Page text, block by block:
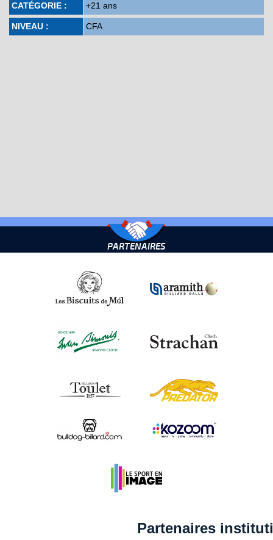
CATÉGORIE : +21 ans
NIVEAU : CFA
PARTENAIRES
Partenaires